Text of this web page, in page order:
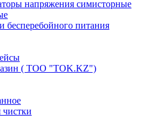
напряжения симисторные
бесперебойного питания
( ТОО "TOK.KZ")